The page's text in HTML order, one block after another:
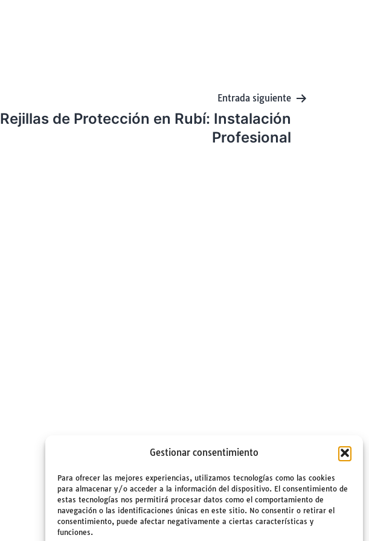
Gestionar consentimiento
Para ofrecer las mejores experiencias, utilizamos tecnologías como las cookies
para almacenar y/o acceder a la información del dispositivo. El consentimiento de
estas tecnologías nos permitirá procesar datos como el comportamiento de
navegación o las identificaciones únicas en este sitio. No consentir o retirar el
consentimiento, puede afectar negativamente a ciertas características y
funciones.
Entrada siguiente
Rejillas de Protección en Rubí: Instalación
Profesional